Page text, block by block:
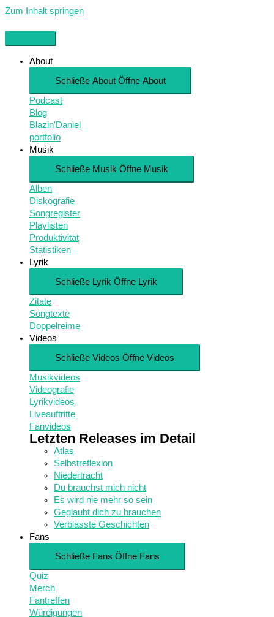
Zum Inhalt springen
About
Schließe About Öffne About
Podcast
Blog
Blazin'Daniel
portfolio
Musik
Schließe Musik Öffne Musik
Alben
Diskografie
Songregister
Playlisten
Produktivität
Statistiken
Lyrik
Schließe Lyrik Öffne Lyrik
Zitate
Songtexte
Doppelreime
Videos
Schließe Videos Öffne Videos
Musikvideos
Videografie
Lyrikvideos
Liveauftritte
Fanvideos
Letzten Releases im Detail
Atlas
Selbstreflexion
Niedertracht
Du brauchst mich nicht
Es wird nie mehr so sein
Geglaubt dich zu brauchen
Verblasste Geschichten
Fans
Schließe Fans Öffne Fans
Quiz
Merch
Fantreffen
Würdigungen